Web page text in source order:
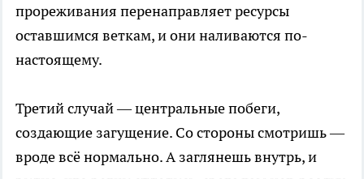
прореживания перенаправляет ресурсы
оставшимся веткам, и они наливаются по-
настоящему.
Третий случай — центральные побеги,
создающие загущение. Со стороны смотришь —
вроде всё нормально. А заглянешь внутрь, и